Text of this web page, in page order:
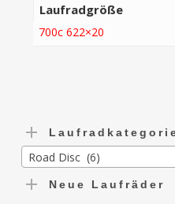
Laufradgröße
700c 622×20
Road Disc (6)
Neue Laufräder